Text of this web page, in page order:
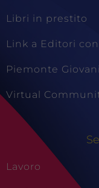
Libri in prestito
Link a Editori
Piemonte Giovani
Virtual
Lavoro